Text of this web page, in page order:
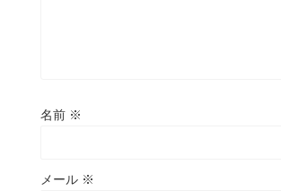
名前 ※
メール ※